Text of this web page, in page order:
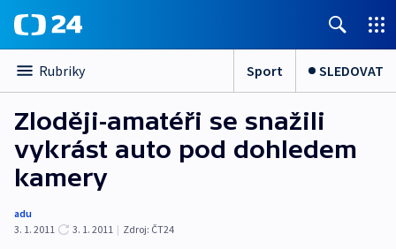
Rubriky Sport SLEDOVAT
Zloději-amatéři se snažili
vykrást auto pod dohledem
kamery
adu
3. 1. 2011
3. 1. 2011 | Zdroj: ČT24